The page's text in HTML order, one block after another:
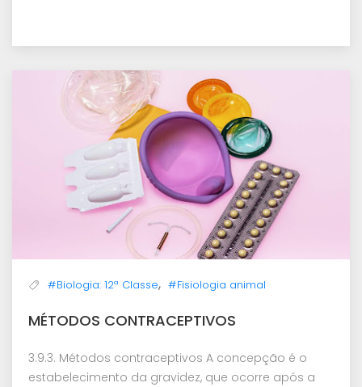
#Biologia: 12ª Classe, #Fisiologia animal
MÉTODOS CONTRACEPTIVOS
3.9.3. Métodos contraceptivos A concepção é o
estabelecimento da gravidez, que ocorre após a